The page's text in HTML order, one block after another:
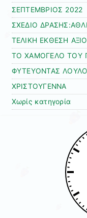
ΣΕΠΤΕΜΒΡΙΟΣ 2022
ΣΧΕΔΙΟ
ΤΕΛΙΚΗ ΕΚΘΕΣΗ
ΤΟ ΧΑΜΟΓΕΛΟ ΤΟΥ
ΦΥΤΕΥΟΝΤΑΣ
ΧΡΙΣΤΟΥΓΕΝΝΑ
Χωρίς κατηγορία